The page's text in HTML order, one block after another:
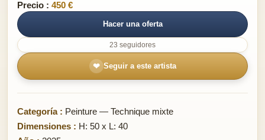
Precio : 450 €
Hacer una oferta
23 seguidores
❤ Seguir a este artista
Categoría : Peinture — Technique mixte
Dimensiones : H: 50 x L: 40